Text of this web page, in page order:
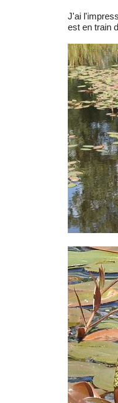
J'ai
est en train